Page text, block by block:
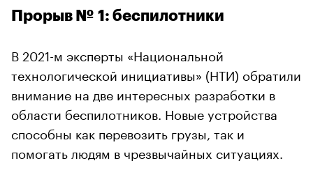
Прорыв № 1: беспилотники
В 2021-м эксперты «Национальной
технологической инициативы» (НТИ) обратили
внимание на две интересных разработки в
области беспилотников. Новые устройства
способны как перевозить грузы, так и
помогать людям в чрезвычайных ситуациях.